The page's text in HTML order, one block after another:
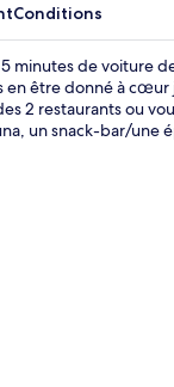
Conditions
minutes de voiture
être donné à
2 restaurants ou
un snack-bar/une